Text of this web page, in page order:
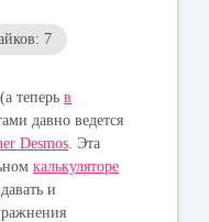
7
теперьв
давно ведется
Desmos . Эта
калькуляторе
и